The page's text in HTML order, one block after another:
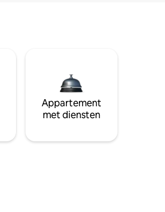
Appartement
met diensten